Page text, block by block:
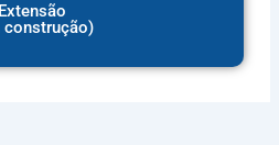
Extensão
construção)